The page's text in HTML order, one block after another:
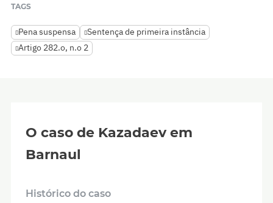
TAGS
Pena suspensa
Sentença de primeira instância
Artigo 282.o, n.o 2
O caso de Kazadaev em
Barnaul
Histórico do caso